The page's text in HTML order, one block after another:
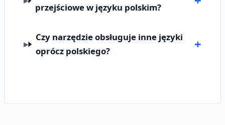
przejściowe w języku polskim?
Czy narzędzie obsługuje inne języki
oprócz polskiego?